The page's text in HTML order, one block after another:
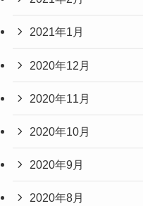
2021年1月
2020年12月
2020年11月
2020年10月
2020年9月
2020年8月